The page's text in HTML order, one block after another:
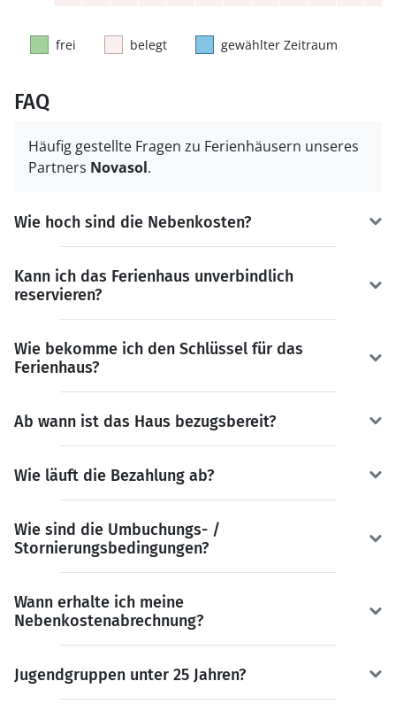
frei belegt gewählter Zeitraum
FAQ
Häufig gestellte Fragen zu Ferienhäusern unseres
Partners Novasol.
Wie hoch sind die Nebenkosten?
Kann ich das Ferienhaus unverbindlich
reservieren?
Wie bekomme ich den Schlüssel für das
Ferienhaus?
Ab wann ist das Haus bezugsbereit?
Wie läuft die Bezahlung ab?
Wie sind die Umbuchungs- /
Stornierungsbedingungen?
Wann erhalte ich meine
Nebenkostenabrechnung?
Jugendgruppen unter 25 Jahren?